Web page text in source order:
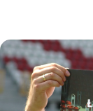
Akademia
Biznes